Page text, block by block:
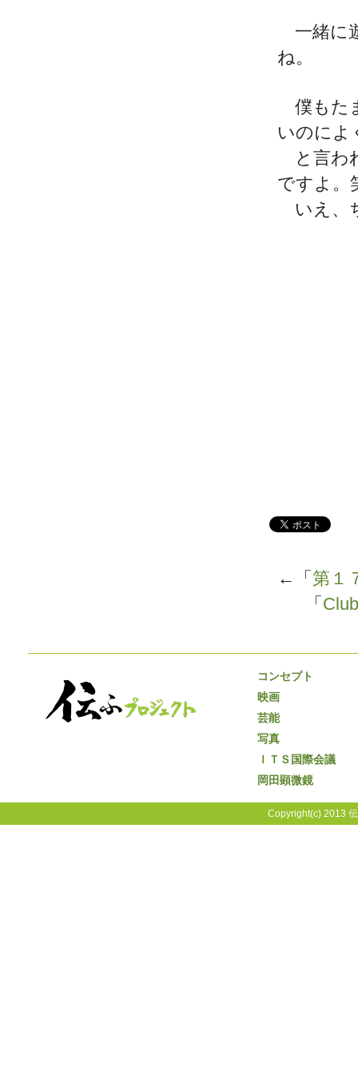
一緒に
ね。
僕もた
いのによ
と言わ
ですよ。
いえ、
←「 第１
「
コンセプト
映画
芸能
写真
ＩＴＳ国際会議
岡田顕微鏡
Copyright(c) 2013